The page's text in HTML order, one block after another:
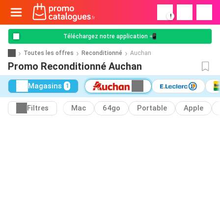
!
Téléchargez notre application 📲
Toutes les offres Reconditionné Auchan
Promo Reconditionné Auchan
Magasins 1
Filtres Mac 64go Portable Apple